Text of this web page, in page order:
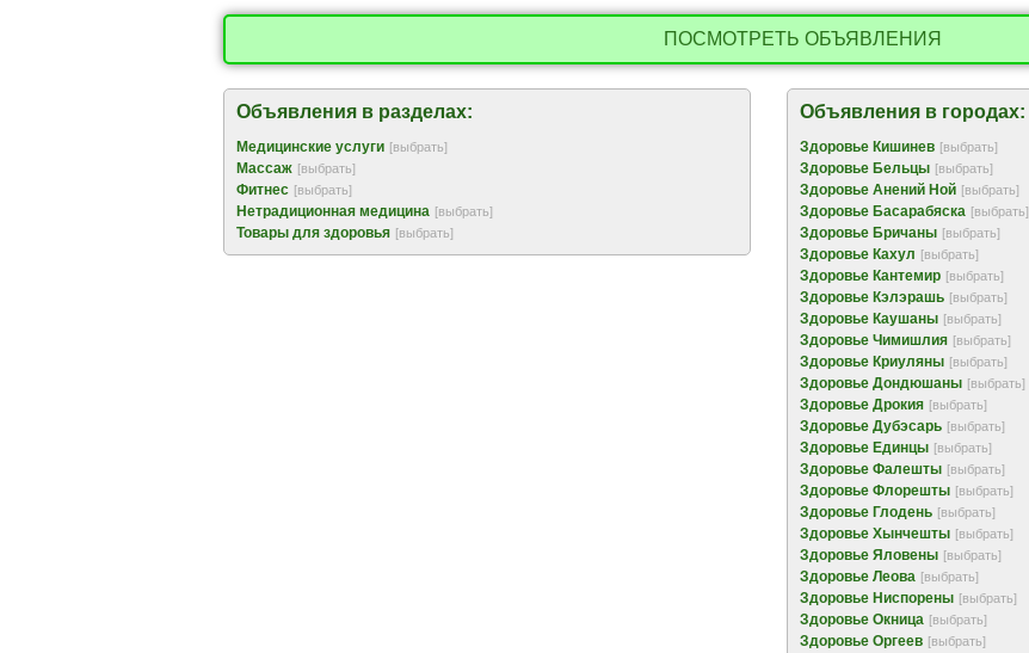
ПОСМОТРЕТЬ ОБЪЯВЛЕНИЯ
Объявления в разделах:
Медицинские услуги [выбрать]
Массаж [выбрать]
Фитнес [выбрать]
Нетрадиционная медицина [выбрать]
Товары для здоровья [выбрать]
Объявления в городах:
Здоровье Кишинев [выбрать]
Здоровье Бельцы [выбрать]
Здоровье Анений Ной [выбрать]
Здоровье Басарабяска [выбрать]
Здоровье Бричаны [выбрать]
Здоровье Кахул [выбрать]
Здоровье Кантемир [выбрать]
Здоровье Кэлэрашь [выбрать]
Здоровье Каушаны [выбрать]
Здоровье Чимишлия [выбрать]
Здоровье Криуляны [выбрать]
Здоровье Дондюшаны [выбрать]
Здоровье Дрокия [выбрать]
Здоровье Дубэсарь [выбрать]
Здоровье Единцы [выбрать]
Здоровье Фалешты [выбрать]
Здоровье Флорешты [выбрать]
Здоровье Глодень [выбрать]
Здоровье Хынчешты [выбрать]
Здоровье Яловены [выбрать]
Здоровье Леова [выбрать]
Здоровье Ниспорены [выбрать]
Здоровье Окница [выбрать]
Здоровье Оргеев [выбрать]